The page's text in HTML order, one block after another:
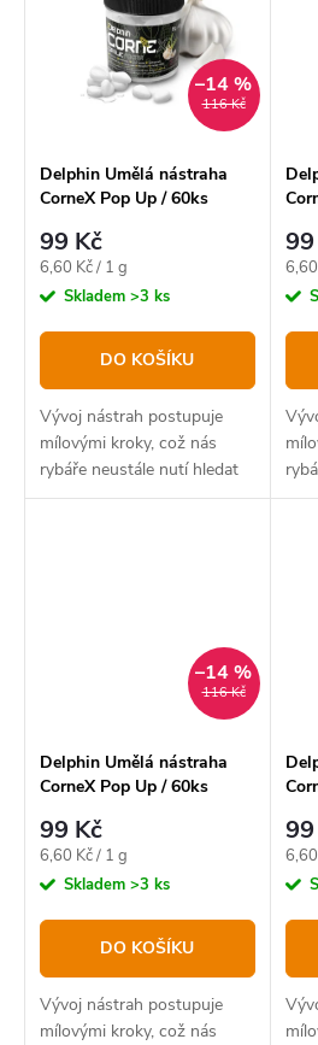
116 Kč
–14 %
Delphin Umělá nástraha
CorneX Pop Up / 60ks
99 Kč
Měrná
cena:
6,60 Kč / 1 g
Skladem >3 ks
DO KOŠÍKU
Vývoj nástrah postupuje
mílovými kroky, což nás
rybáře neustále nutí hledat
nové způsoby, jak oklamat
116 Kč
–14 %
Delphin Umělá nástraha
CorneX Pop Up / 60ks
99 Kč
Měrná
cena:
6,60 Kč / 1 g
Skladem >3 ks
DO KOŠÍKU
Vývoj nástrah postupuje
mílovými kroky, což nás